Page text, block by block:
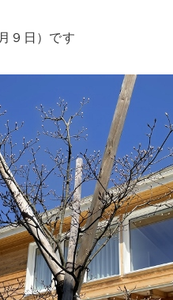
９日）です